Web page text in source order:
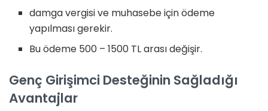
damga vergisi ve muhasebe için ödeme
yapılması gerekir.
Bu ödeme 500 – 1500 TL arası değişir.
Genç Girişimci Desteğinin Sağladığı
Avantajlar